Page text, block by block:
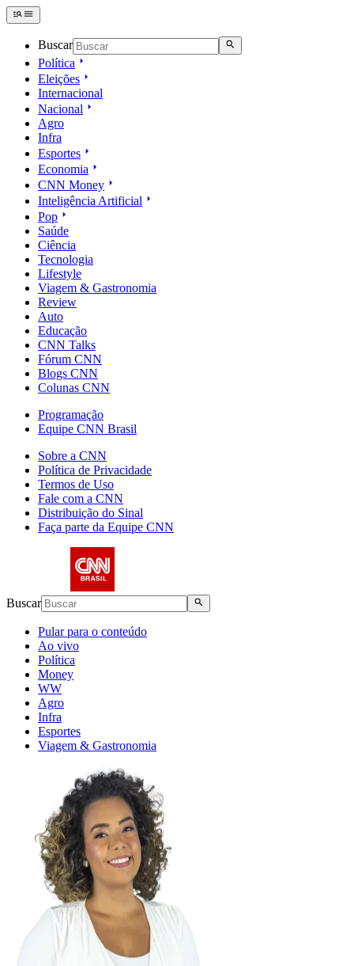
Buscar
Política
Eleições
Internacional
Nacional
Agro
Infra
Esportes
Economia
CNN Money
Inteligência Artificial
Pop
Saúde
Ciência
Tecnologia
Lifestyle
Viagem & Gastronomia
Review
Auto
Educação
CNN Talks
Fórum CNN
Blogs CNN
Colunas CNN
Programação
Equipe CNN Brasil
Sobre a CNN
Política de Privacidade
Termos de Uso
Fale com a CNN
Distribuição do Sinal
Faça parte da Equipe CNN
Buscar
Pular para o conteúdo
Ao vivo
Política
Money
WW
Agro
Infra
Esportes
Viagem & Gastronomia